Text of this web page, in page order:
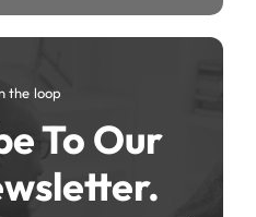
the loop
To Our